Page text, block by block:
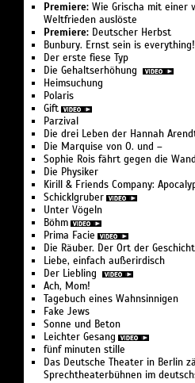
Premiere: Wie Grischa mit einer
Weltfrieden auslöste
Premiere: Deutscher Herbst
Bunbury. Ernst sein is everything!
Der erste fiese Typ
Die Gehaltserhöhung
Heimsuchung
Polaris
Gift
Parzival
Die drei Leben der Hannah
Die Marquise von O. und –
Sophie Rois fährt gegen die
Die Physiker
Kirill & Friends Company:
Schicklgruber
Unter Vögeln
Böhm
Prima Facie
Die Räuber. Der Ort der
Liebe, einfach außerirdisch
Der Liebling
Ach, Mom!
Tagebuch eines Wahnsinnigen
Fake Jews
Sonne und Beton
Leichter Gesang
fünf minuten stille
Das Deutsche Theater in Berlin
Sprechtheaterbühnen im